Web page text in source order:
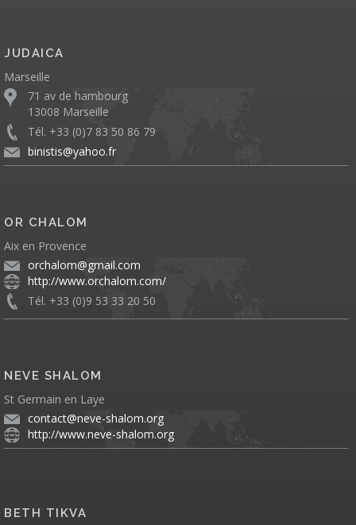
JUDAICA
Marseille
71 av de hambourg
13008 Marseille
Tél. +33 (0)7 83 50 86 79
binistis@yahoo.fr
OR CHALOM
Aix en Provence
orchalom@gmail.com
http://www.orchalom.com/
Tél. +33 (0)9 53 33 20 50
NEVE SHALOM
St Germain en Laye
contact@neve-shalom.org
http://www.neve-shalom.org
BETH TIKVA